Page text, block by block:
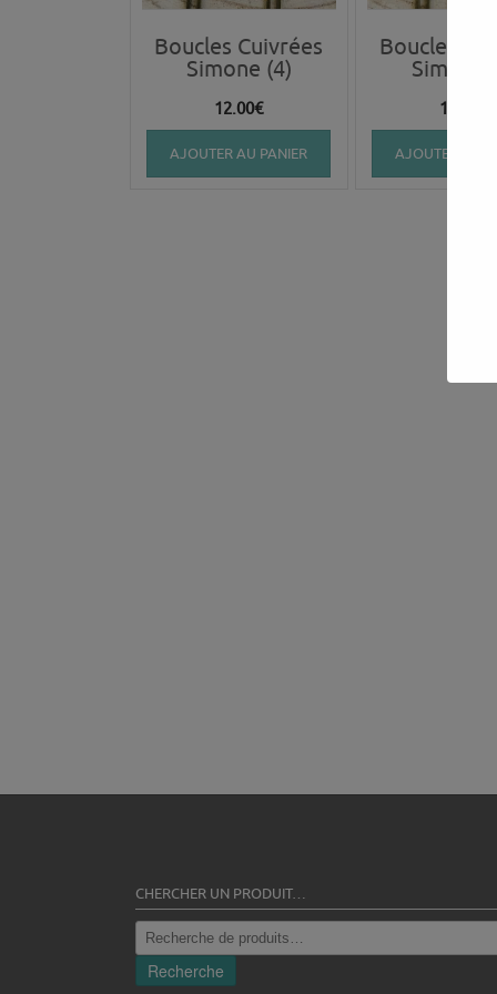
Boucles Cuivrées
Simone (4)
12.00€
AJOUTER AU PANIER
Boucles
Simone
12.00
AJOUTER AU
CHERCHER UN PRODUIT…
Recherche
pour :
Recherche